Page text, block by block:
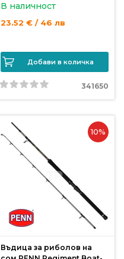
В наличност
23.52 € / 46 лв
Добави в количка
341650
10%
Въдица за риболов на